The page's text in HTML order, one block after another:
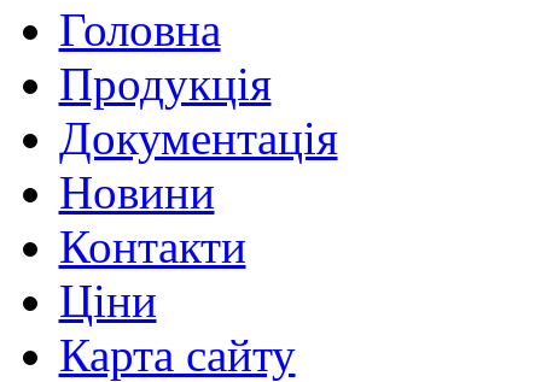
Головна
Продукція
Документація
Новини
Контакти
Ціни
Карта сайту